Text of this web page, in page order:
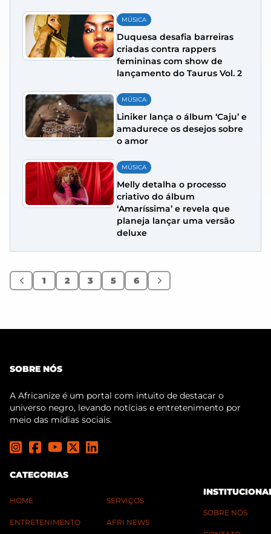
MÚSICA
Duquesa desafia barreiras
criadas contra rappers
femininas com show de
lançamento do Taurus Vol. 2
MÚSICA
Liniker lança o álbum ‘Caju’ e
amadurece os desejos sobre
o amor
MÚSICA
Melly detalha o processo
criativo do álbum
‘Amaríssima’ e revela que
planeja lançar uma versão
deluxe
Anterior
1 2 3 5 6 Próximo
SOBRE NÓS
A Africanize é um portal com intuito de destacar o
universo negro, levando notícias e entretenimento por
meio das mídias sociais.
CATEGORIAS
HOME
ENTRETENIMENTO
SERVIÇOS
AFRI NEWS
SOBRE NÓS